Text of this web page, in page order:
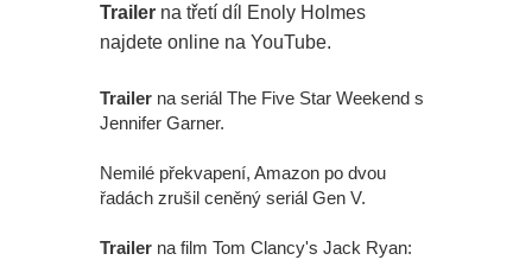
Trailer na třetí díl Enoly Holmes
najdete online na YouTube.
Trailer na seriál The Five Star Weekend s
Jennifer Garner.
Nemilé překvapení, Amazon po dvou
řadách zrušil ceněný seriál Gen V.
Trailer na film Tom Clancy's Jack Ryan: